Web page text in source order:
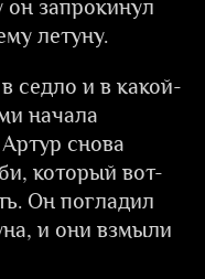
запрокинул
летуну.
седло и в какой-
начала
снова
который вот-
Он погладил
и они взмыли